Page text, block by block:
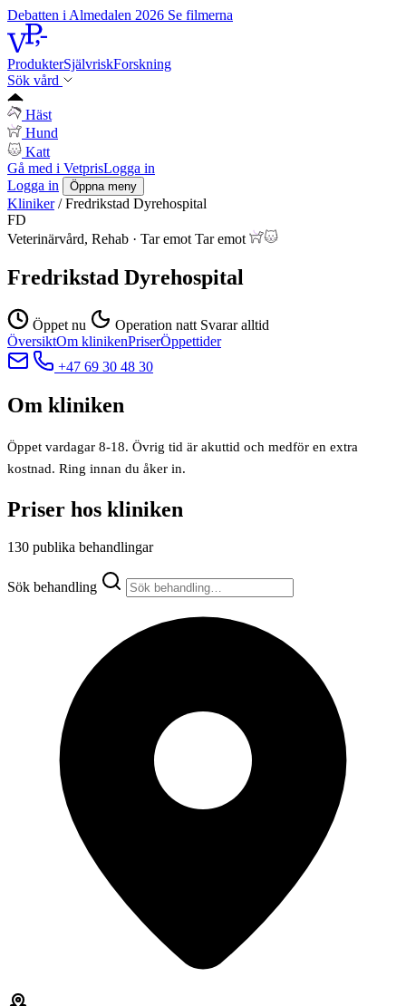
Debatten i Almedalen 2026 Se filmerna
ProdukterSjälvriskForskning
Sök vård
Häst
Hund
Katt
Gå med i VetprisLogga in
Logga in
Öppna meny
Kliniker / Fredrikstad Dyrehospital
FD
Veterinärvård, Rehab · Tar emot Tar emot
Fredrikstad Dyrehospital
Öppet nu Operation natt Svarar alltid
ÖversiktOm klinikenPriserÖppettider
+47 69 30 48 30
Om kliniken
Öppet vardagar 8-18. Övrig tid är akuttid och medför en extra
kostnad. Ring innan du åker in.
Priser hos kliniken
130 publika behandlingar
Sök behandling